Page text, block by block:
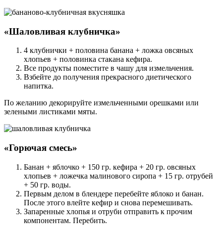
«Шаловливая клубничка»
4 клубнички + половина банана + ложка овсяных
хлопьев + половинка стакана кефира.
Все продукты поместите в чашу для измельчения.
Взбейте до получения прекрасного диетического
напитка.
По желанию декорируйте измельченными орешками или
зелеными листиками мяты.
«Горючая смесь»
Банан + яблочко + 150 гр. кефира + 20 гр. овсяных
хлопьев + ложечка малинового сиропа + 15 гр. отрубей
+ 50 гр. воды.
Первым делом в блендере перебейте яблоко и банан.
После этого влейте кефир и снова перемешивать.
Запаренные хлопья и отруби отправить к прочим
компонентам. Перебить.